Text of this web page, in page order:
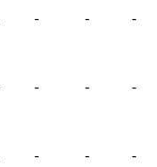
- - -
- - -
- - -